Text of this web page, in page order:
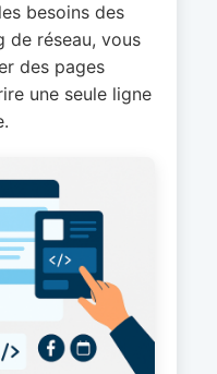
besoins des
de réseau, vous
des pages
une seule ligne